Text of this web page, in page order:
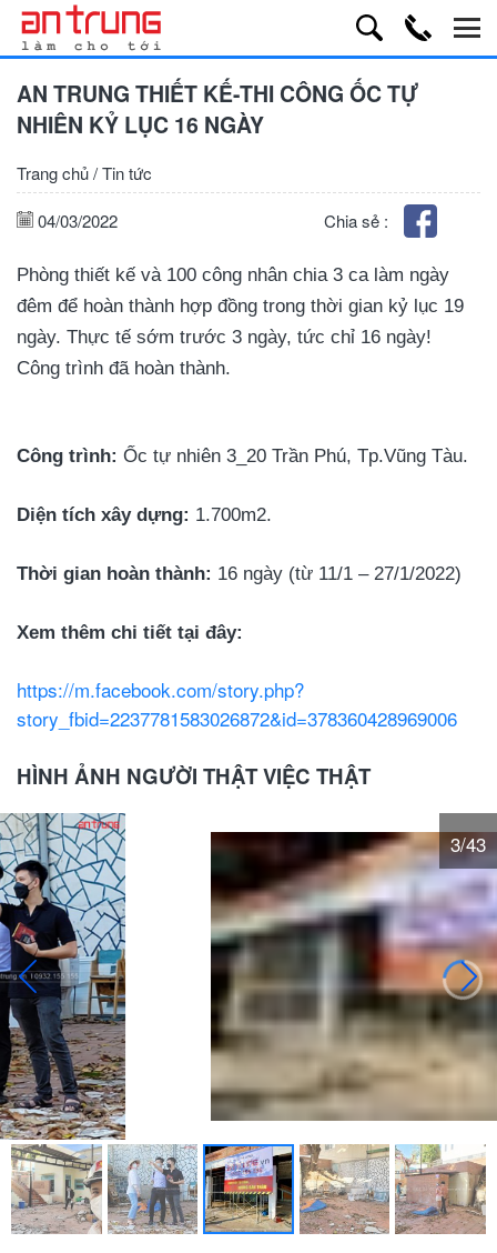
AN TRUNG THIẾT KẾ-THI CÔNG ỐC TỰ
NHIÊN KỶ LỤC 16 NGÀY
Trang chủ/Tin tức
Chia sẻ :
04/03/2022
Phòng thiết kế và 100 công nhân chia 3 ca làm ngày
đêm để hoàn thành hợp đồng trong thời gian kỷ lục 19
ngày. Thực tế sớm trước 3 ngày, tức chỉ 16 ngày!
Công trình đã hoàn thành.
Công trình: Ốc tự nhiên 3_20 Trần Phú, Tp.Vũng Tàu.
Diện tích xây dựng: 1.700m2.
Thời gian hoàn thành: 16 ngày (từ 11/1 – 27/1/2022)
Xem thêm chi tiết tại đây:
https://m.facebook.com/story.php?
story_fbid=2237781583026872&id=378360428969006
HÌNH ẢNH NGƯỜI THẬT VIỆC THẬT